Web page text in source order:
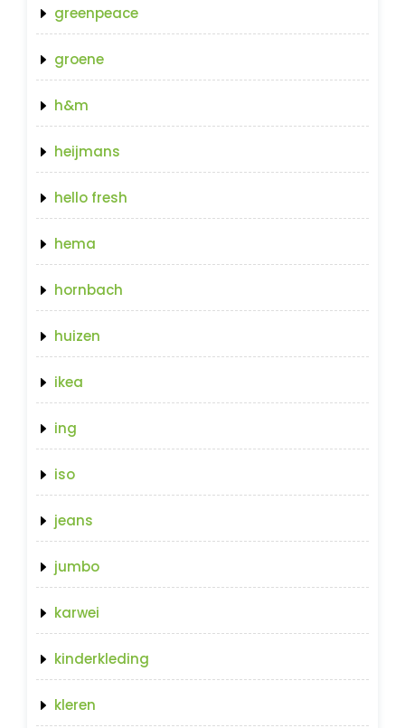
greenpeace
groene
h&m
heijmans
hello fresh
hema
hornbach
huizen
ikea
ing
iso
jeans
jumbo
karwei
kinderkleding
kleren